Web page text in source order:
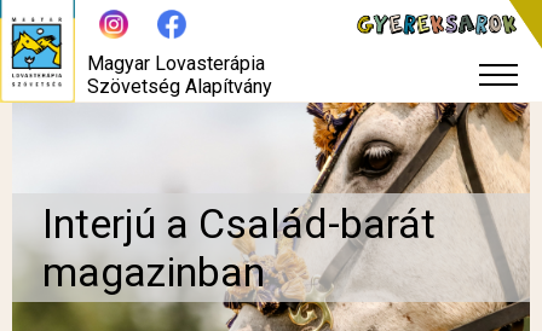
Magyar Lovasterápia
Szövetség Alapítvány
Interjú a Család-barát
magazinban